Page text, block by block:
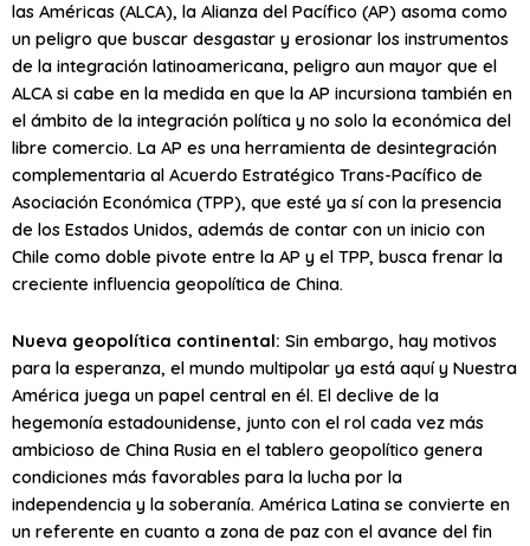
las Américas (ALCA), la Alianza del Pacífico (AP) asoma como
un peligro que buscar desgastar y erosionar los instrumentos
de la integración latinoamericana, peligro aun mayor que el
ALCA si cabe en la medida en que la AP incursiona también en
el ámbito de la integración política y no solo la económica del
libre comercio. La AP es una herramienta de desintegración
complementaria al Acuerdo Estratégico Trans-Pacífico de
Asociación Económica (TPP), que esté ya sí con la presencia
de los Estados Unidos, además de contar con un inicio con
Chile como doble pivote entre la AP y el TPP, busca frenar la
creciente influencia geopolítica de China.
Nueva geopolítica continental: Sin embargo, hay motivos
para la esperanza, el mundo multipolar ya está aquí y Nuestra
América juega un papel central en él. El declive de la
hegemonía estadounidense, junto con el rol cada vez más
ambicioso de China Rusia en el tablero geopolítico genera
condiciones más favorables para la lucha por la
independencia y la soberanía. América Latina se convierte en
un referente en cuanto a zona de paz con el avance del fin